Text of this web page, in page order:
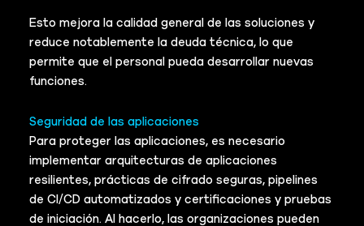
Esto mejora la calidad general de las soluciones y
reduce notablemente la deuda técnica, lo que
permite que el personal pueda desarrollar nuevas
funciones.
Seguridad de las aplicaciones
Para proteger las aplicaciones, es necesario
implementar arquitecturas de aplicaciones
resilientes, prácticas de cifrado seguras, pipelines
de CI/CD automatizados y certificaciones y pruebas
de iniciación. Al hacerlo, las organizaciones pueden